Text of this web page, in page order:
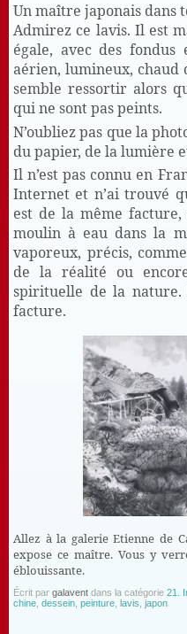
Un maître japonais dans
Admirez ce lavis. Il est
égale, avec des fondus
aérien, lumineux, chaud
semble ressortir alors
qui ne sont pas peints.
N’oubliez pas que la
du papier, de la lumière
Il n’est pas connu en
Internet et n’ai trouvé
est de la même
moulin à eau dans la
vaporeux, précis,
de la réalité ou
spirituelle de la
facture.
Allez à la galerie Etienne de
expose ce maître. Vous y
éblouissante.
Écrit par galavent dans la catégorie 21.
chine dessein peinture lavis japon